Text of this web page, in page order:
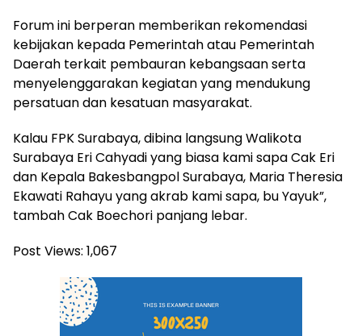
Forum ini berperan memberikan rekomendasi
kebijakan kepada Pemerintah atau Pemerintah
Daerah terkait pembauran kebangsaan serta
menyelenggarakan kegiatan yang mendukung
persatuan dan kesatuan masyarakat.
Kalau FPK Surabaya, dibina langsung Walikota
Surabaya Eri Cahyadi yang biasa kami sapa Cak Eri
dan Kepala Bakesbangpol Surabaya, Maria Theresia
Ekawati Rahayu yang akrab kami sapa, bu Yayuk”,
tambah Cak Boechori panjang lebar.
Post Views: 1,067